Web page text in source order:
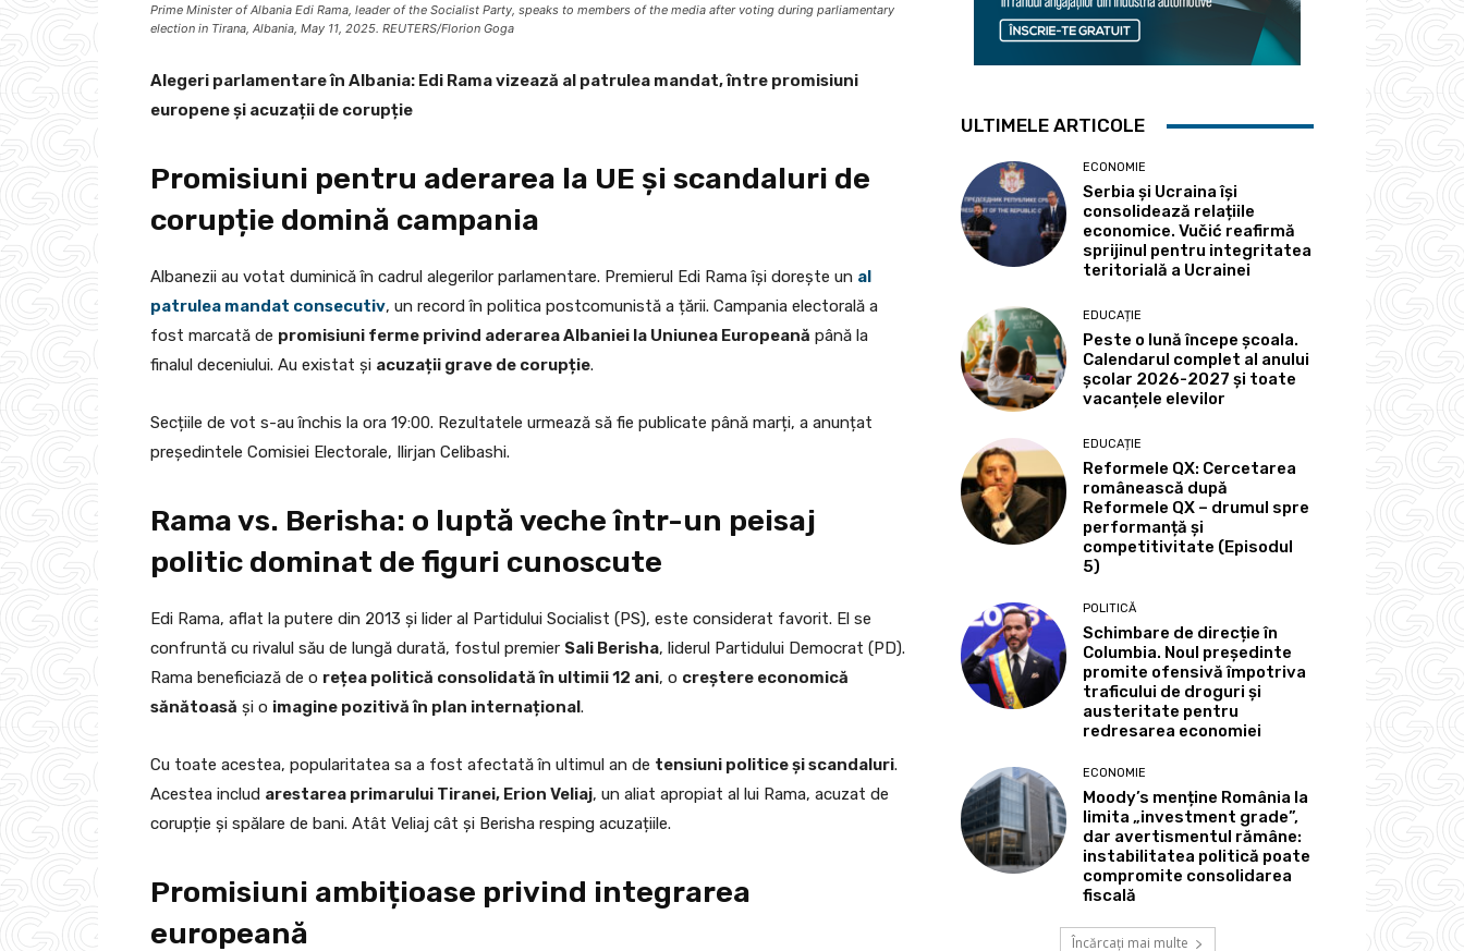
Prime Minister of Albania Edi Rama, leader of the Socialist Party, speaks to members of the media after voting during parliamentary
election in Tirana, Albania, May 11, 2025. REUTERS/Florion Goga
Alegeri parlamentare în Albania: Edi Rama vizează al patrulea mandat, între promisiuni
europene și acuzații de corupție
Promisiuni pentru aderarea la UE și scandaluri de
corupție domină campania
Albanezii au votat duminică în cadrul alegerilor parlamentare. Premierul Edi Rama își dorește un al
patrulea mandat consecutiv, un record în politica postcomunistă a țării. Campania electorală a
fost marcată de promisiuni ferme privind aderarea Albaniei la Uniunea Europeană până la
finalul deceniului. Au existat și acuzații grave de corupție.
Secțiile de vot s-au închis la ora 19:00. Rezultatele urmează să fie publicate până marți, a anunțat
președintele Comisiei Electorale, Ilirjan Celibashi.
Rama vs. Berisha: o luptă veche într-un peisaj
politic dominat de figuri cunoscute
Edi Rama, aflat la putere din 2013 și lider al Partidului Socialist (PS), este considerat favorit. El se
confruntă cu rivalul său de lungă durată, fostul premier Sali Berisha, liderul Partidului Democrat (PD).
Rama beneficiază de o rețea politică consolidată în ultimii 12 ani, o creștere economică
sănătoasă și o imagine pozitivă în plan internațional.
Cu toate acestea, popularitatea sa a fost afectată în ultimul an de tensiuni politice și scandaluri.
Acestea includ arestarea primarului Tiranei, Erion Veliaj, un aliat apropiat al lui Rama, acuzat de
corupție și spălare de bani. Atât Veliaj cât și Berisha resping acuzațiile.
Promisiuni ambițioase privind integrarea
europeană
ULTIMELE ARTICOLE
ECONOMIE
Serbia și Ucraina își
consolidează relațiile
economice. Vučić reafirmă
sprijinul pentru integritatea
teritorială a Ucrainei
EDUCAȚIE
Peste o lună începe școala.
Calendarul complet al anului
școlar 2026-2027 și toate
vacanțele elevilor
EDUCAȚIE
Reformele QX: Cercetarea
românească după
Reformele QX – drumul spre
performanță și
competitivitate (Episodul
5)
POLITICĂ
Schimbare de direcție în
Columbia. Noul președinte
promite ofensivă împotriva
traficului de droguri și
austeritate pentru
redresarea economiei
ECONOMIE
Moody’s menține România la
limita „investment grade”,
dar avertismentul rămâne:
instabilitatea politică poate
compromite consolidarea
fiscală
Încărcați mai multe